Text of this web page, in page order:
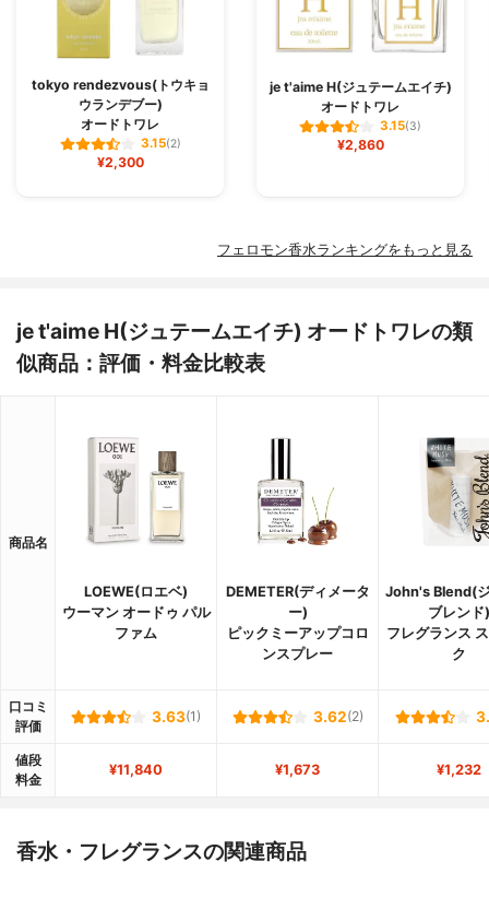
tokyo rendezvous(トウキョ
ウランデブー)
オードトワレ
3.15(2)
¥2,300
je t'aime H(ジュテームエイチ)
オードトワレ
3.15(3)
¥2,860
フェロモン香水ランキングをもっと見る
je t'aime H(ジュテームエイチ) オードトワレの類
似商品：評価・料金比較表
商品名
LOEWE(ロエベ)
ウーマン オードゥ パル
ファム
DEMETER(ディメータ
ー)
ピックミーアップコロ
ンスプレー
John's Blend(
ブレンド)
フレグランス
ク
口コミ
評価
3.63(1) 3.62(2)
値段
料金
¥11,840 ¥1,673 ¥1,232
香水・フレグランスの関連商品